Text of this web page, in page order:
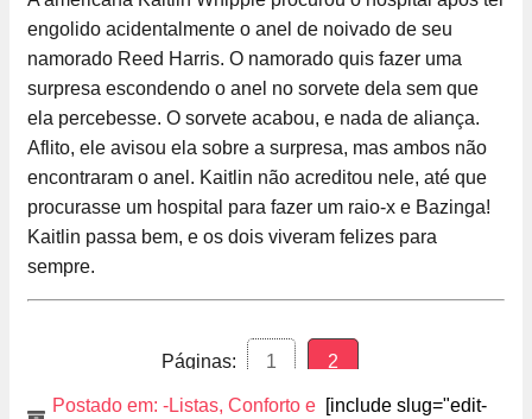
engolido acidentalmente o anel de noivado de seu
namorado Reed Harris. O namorado quis fazer uma
surpresa escondendo o anel no sorvete dela sem que
ela percebesse. O sorvete acabou, e nada de aliança.
Aflito, ele avisou ela sobre a surpresa, mas ambos não
encontraram o anel. Kaitlin não acreditou nele, até que
procurasse um hospital para fazer um raio-x e Bazinga!
Kaitlin passa bem, e os dois viveram felizes para
sempre.
Páginas: 1 2
Postado em: -Listas, Conforto e [include slug="edit-